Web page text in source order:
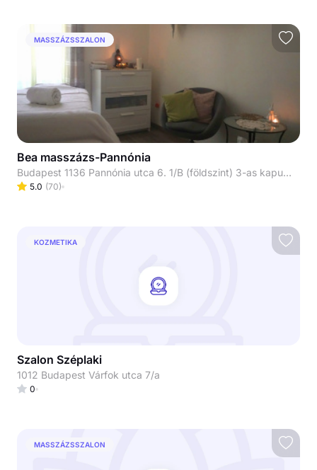
MASSZÁZSSZALON
Bea masszázs-Pannónia
Budapest 1136 Pannónia utca 6. 1/B (földszint) 3-as kapucsengő
5.0 (70)
KOZMETIKA
Szalon Széplaki
1012 Budapest Várfok utca 7/a
0
MASSZÁZSSZALON